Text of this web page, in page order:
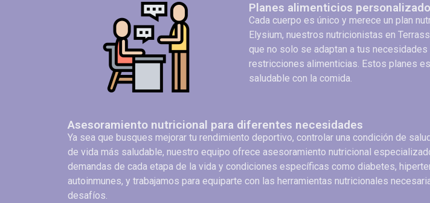
Planes alimenticios
Cada cuerpo es único y merece un plan
Elysium, nuestros nutricionistas en
que no solo se adaptan a tus
restricciones alimenticias. Estos planes
saludable con la comida.
Asesoramiento nutricional para diferentes necesidades
Ya sea que busques mejorar tu rendimiento deportivo, controlar una condición de
de vida más saludable, nuestro equipo ofrece asesoramiento nutricional
demandas de cada etapa de la vida y condiciones específicas como diabetes,
autoinmunes, y trabajamos para equiparte con las herramientas nutricionales
desafíos.